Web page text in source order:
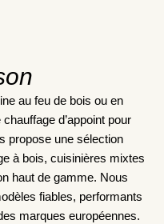
au feu de bois ou en
d’appoint pour
propose une sélection
à bois, cuisinières mixtes
haut de gamme. Nous
fiables, performants
marques européennes.